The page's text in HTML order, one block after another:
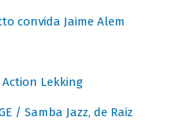
convida Jaime Alem
Action Lekking
/ Samba Jazz, de Raiz